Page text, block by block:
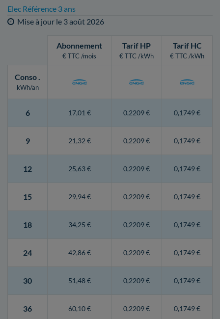
Elec Référence 3 ans
Mise à jour le 3 août 2026
Abonnement
€ TTC /mois
Tarif HP
€ TTC /kWh
Tarif HC
€ TTC /kWh
Conso.
kWh/an
6 17,01 € 0,2209 € 0,1749 €
9 21,32 € 0,2209 € 0,1749 €
12 25,63 € 0,2209 € 0,1749 €
15 29,94 € 0,2209 € 0,1749 €
18 34,25 € 0,2209 € 0,1749 €
24 42,86 € 0,2209 € 0,1749 €
30 51,48 € 0,2209 € 0,1749 €
36 60,10 € 0,2209 € 0,1749 €